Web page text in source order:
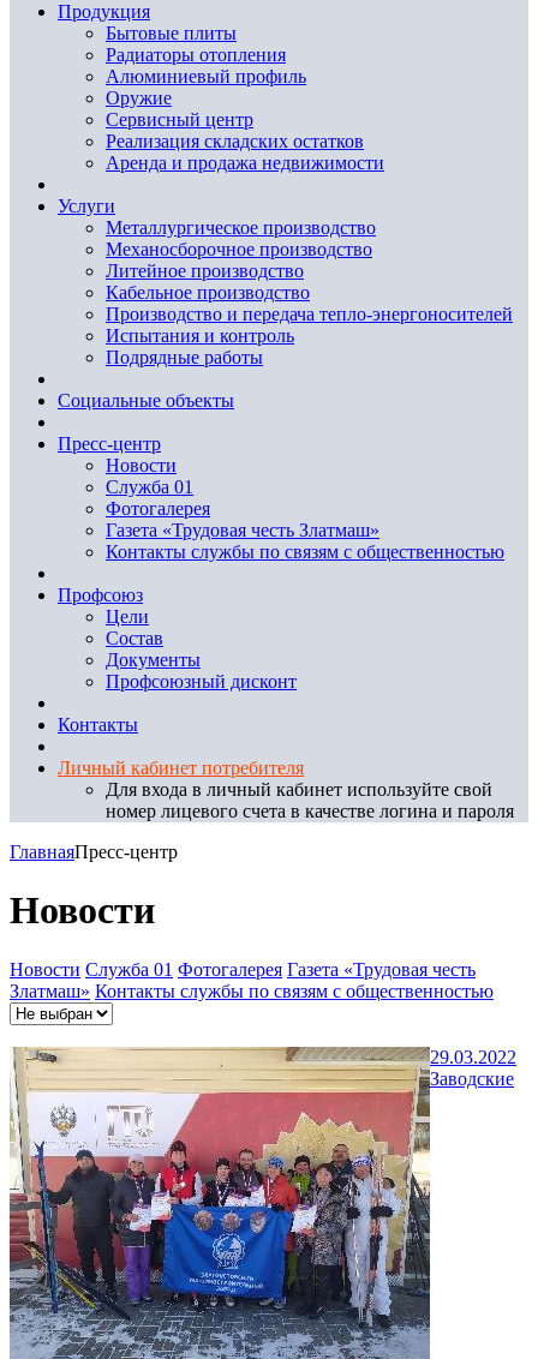
Продукция
Бытовые плиты
Радиаторы отопления
Алюминиевый профиль
Оружие
Сервисный центр
Реализация складских остатков
Аренда и продажа недвижимости
Услуги
Металлургическое производство
Механосборочное производство
Литейное производство
Кабельное производство
Производство и передача тепло-энергоносителей
Испытания и контроль
Подрядные работы
Социальные объекты
Пресс-центр
Новости
Служба 01
Фотогалерея
Газета «Трудовая честь Златмаш»
Контакты службы по связям с общественностью
Профсоюз
Цели
Состав
Документы
Профсоюзный дисконт
Контакты
Личный кабинет потребителя
Для входа в личный кабинет используйте свой
номер лицевого счета в качестве логина и пароля
ГлавнаяПресс-центр
Новости
Новости Служба 01 Фотогалерея Газета «Трудовая честь
Златмаш» Контакты службы по связям с общественностью
29.03.2022
Заводские